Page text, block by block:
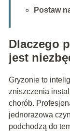
Postaw
Dlaczego
jest
Gryzonie to
zniszczenia
chorób.
jednorazowa
podchodzą do